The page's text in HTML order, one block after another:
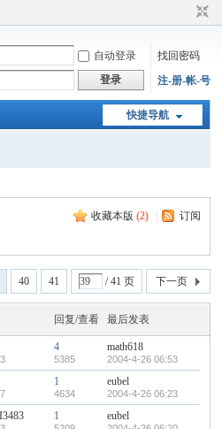
自动登录
找回密码
登录 注-册-帐-号
快捷导航
收藏本版 (2) 订阅
40 41 / 41 页 下一页
回复/查看 最后发表
4
5385
math618
2004-4-26 06:53
1
4634
eubel
2004-4-26 06:23
1 eubel